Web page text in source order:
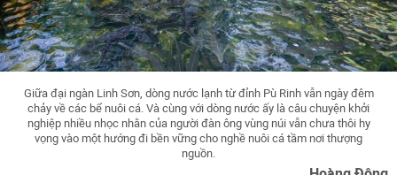
Giữa đại ngàn Linh Sơn, dòng nước lạnh từ đỉnh Pù Rinh vẫn ngày đêm
chảy về các bể nuôi cá. Và cùng với dòng nước ấy là câu chuyện khởi
nghiệp nhiều nhọc nhằn của người đàn ông vùng núi vẫn chưa thôi hy
vọng vào một hướng đi bền vững cho nghề nuôi cá tầm nơi thượng
nguồn.